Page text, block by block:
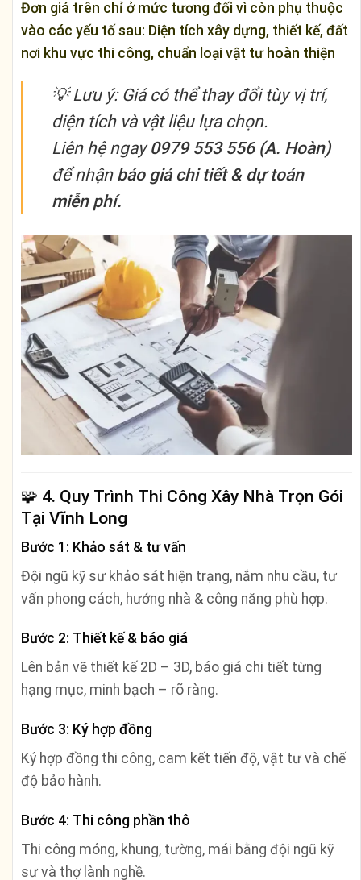
Đơn giá trên chỉ ở mức tương đối vì còn phụ thuộc
vào các yếu tố sau: Diện tích xây dựng, thiết kế, đất
nơi khu vực thi công, chuẩn loại vật tư hoàn thiện
💡Lưu ý:Giá có thể thay đổi tùy vị trí,
diện tích và vật liệu lựa chọn.
Liên hệ ngay0979 553 556 (A. Hoàn)
để nhận báo giá chi tiết & dự toán
miễn phí.
🧩 4. Quy Trình Thi Công Xây Nhà Trọn Gói
Tại Vĩnh Long
Bước 1: Khảo sát & tư vấn
Đội ngũ kỹ sư khảo sát hiện trạng, nắm nhu cầu, tư
vấn phong cách, hướng nhà & công năng phù hợp.
Bước 2: Thiết kế & báo giá
Lên bản vẽ thiết kế 2D – 3D, báo giá chi tiết từng
hạng mục, minh bạch – rõ ràng.
Bước 3: Ký hợp đồng
Ký hợp đồng thi công, cam kết tiến độ, vật tư và chế
độ bảo hành.
Bước 4: Thi công phần thô
Thi công móng, khung, tường, mái bằng đội ngũ kỹ
sư và thợ lành nghề.